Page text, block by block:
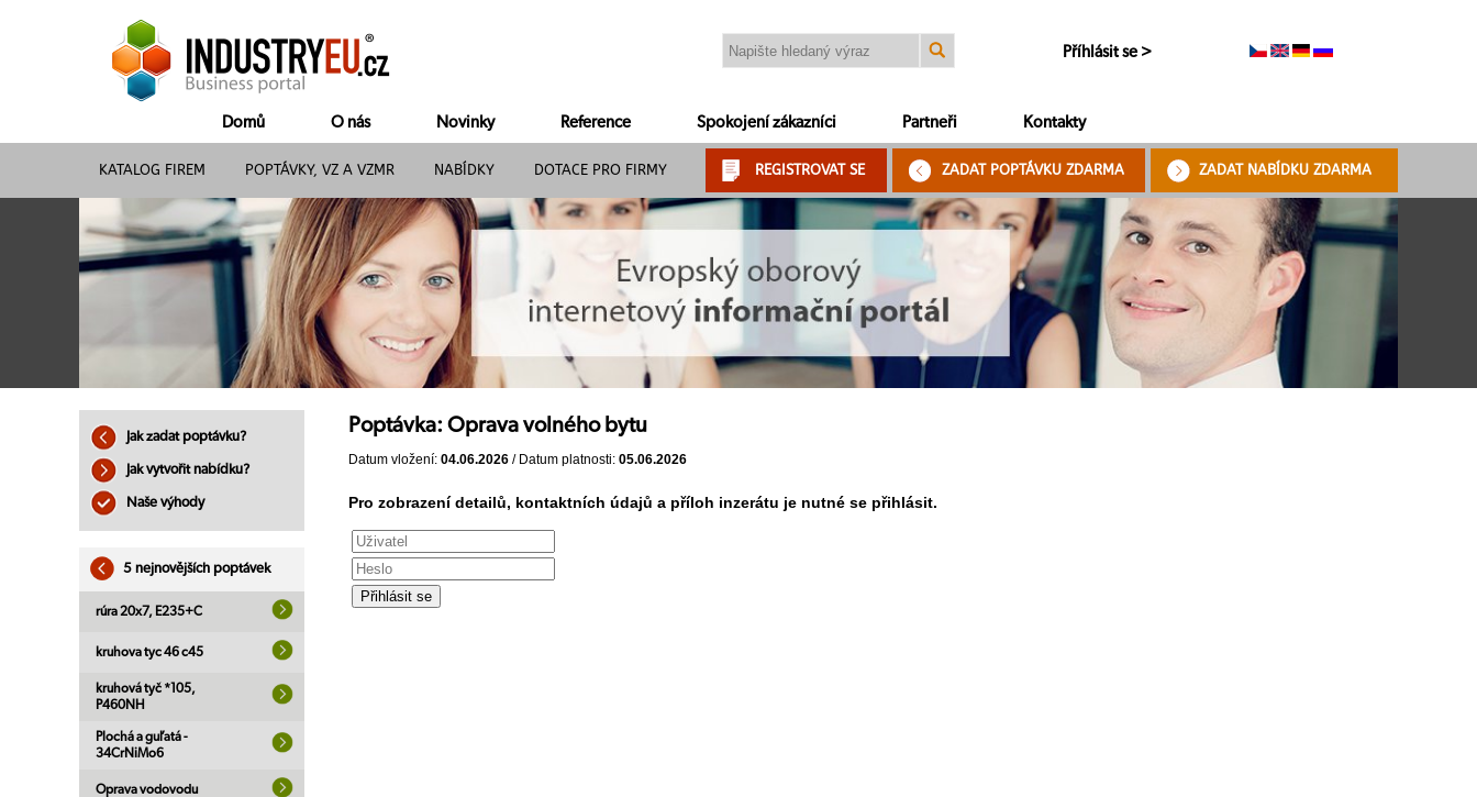
Příhlásit se >
Domů O nás Novinky Reference Spokojení zákazníci Partneři Kontakty
KATALOG FIREM POPTÁVKY, VZ A VZMR NABÍDKY DOTACE PRO FIRMY REGISTROVAT SE ZADAT POPTÁVKU ZDARMA ZADAT NABÍDKU ZDARMA
Jak zadat poptávku?
Jak vytvořit nabídku?
Naše výhody
5 nejnovějších poptávek
rúra 20x7, E235+C
kruhova tyc 46 c45
kruhová tyč *105,
P460NH
Plochá a guľatá -
34CrNiMo6
Oprava vodovodu
Poptávka: Oprava volného bytu
Datum vložení: 04.06.2026 / Datum platnosti: 05.06.2026
Pro zobrazení detailů, kontaktních údajů a příloh inzerátu je nutné se přihlásit.